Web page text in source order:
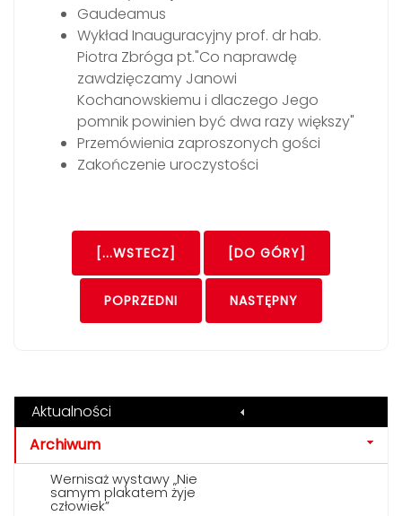
Gaudeamus
Wykład Inauguracyjny prof. dr hab.
Piotra Zbróga pt."Co naprawdę
zawdzięczamy Janowi
Kochanowskiemu i dlaczego Jego
pomnik powinien być dwa razy większy"
Przemówienia zaproszonych gości
Zakończenie uroczystości
[...WSTECZ] [DO GÓRY]
POPRZEDNI NASTĘPNY
Aktualności
Archiwum
Wernisaż wystawy „Nie
samym plakatem żyje
człowiek”